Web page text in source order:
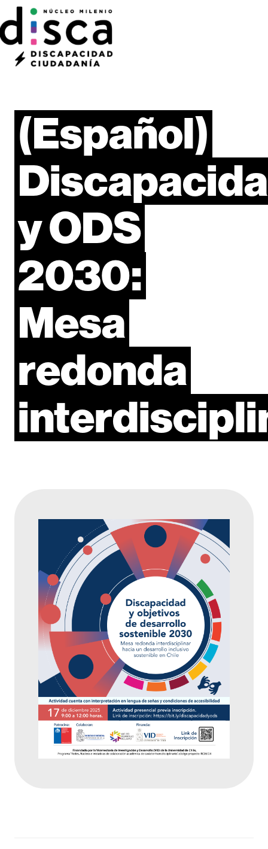
(Español)
yODS
2030:
Mesa
redonda